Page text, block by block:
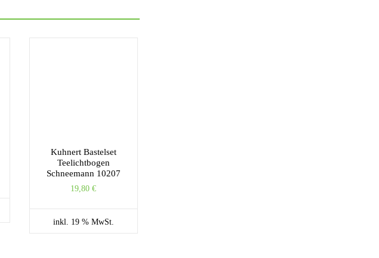
Kuhnert Bastelset
Teelichtbogen
Schneemann 10207
19,80€
inkl. 19 % MwSt.